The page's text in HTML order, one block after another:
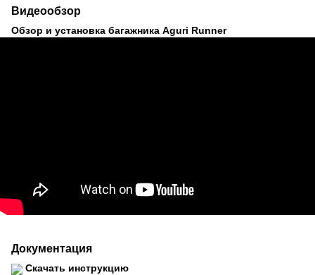
Видеообзор
Обзор и установка багажника Aguri Runner
Документация
Скачать инструкцию